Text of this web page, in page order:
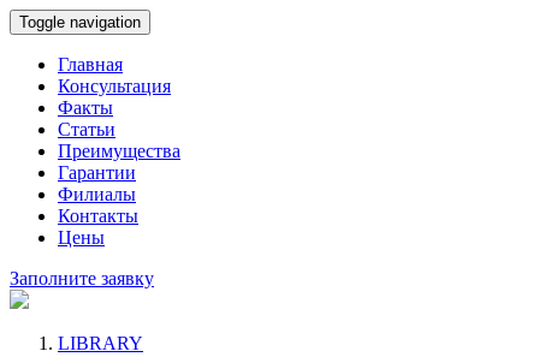
Toggle navigation
Главная
Консультация
Факты
Статьи
Преимущества
Гарантии
Филиалы
Контакты
Цены
Заполните заявку
LIBRARY